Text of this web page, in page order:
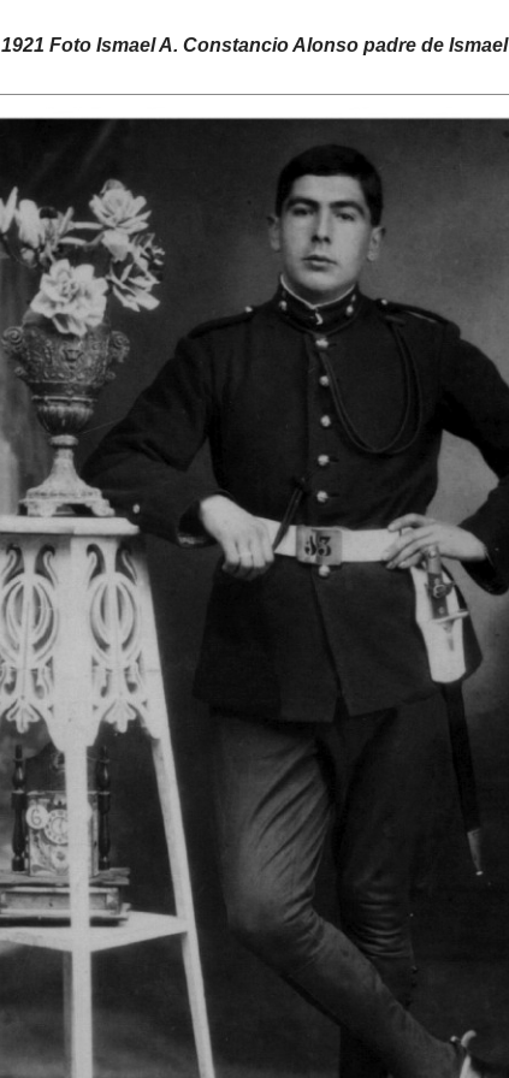
1921 Foto Ismael A. Constancio Alonso padre de Ismael